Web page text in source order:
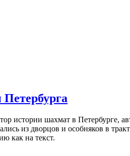
истории шахмат в Петербурге,
из дворцов и особняков в
как на текст.